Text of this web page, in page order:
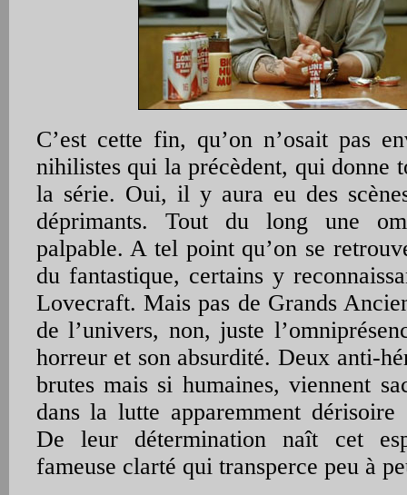
C’est cette fin, qu’on n’osait pas
nihilistes qui la précèdent, qui donne
la série. Oui, il y aura eu des
déprimants. Tout du long une
palpable. A tel point qu’on se
du fantastique, certains y
Lovecraft. Mais pas de Grands
de l’univers, non, juste
horreur et son absurdité. Deux anti-
brutes mais si humaines, viennent
dans la lutte apparemment dérisoire
De leur détermination naît cet
fameuse clarté qui transperce peu à